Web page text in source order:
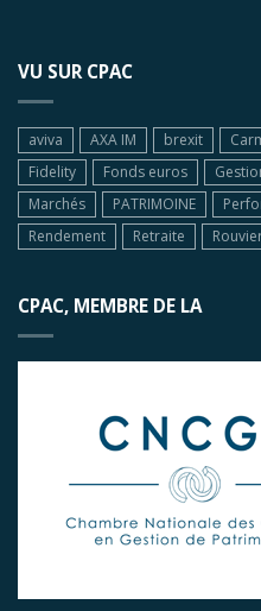
VU SUR CPAC
aviva AXA IM brexit
Fidelity
Fonds euros
Marchés
PATRIMOINE
Rendement
Retraite
CPAC, MEMBRE DE LA